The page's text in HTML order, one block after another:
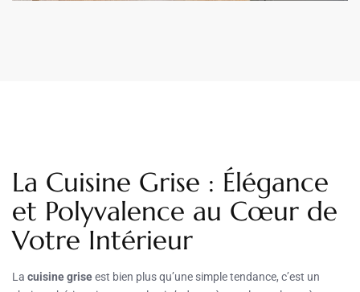
La Cuisine Grise : Élégance
et Polyvalence au Cœur de
Votre Intérieur
La cuisine griseest bien plus qu’une simple tendance, c’est un